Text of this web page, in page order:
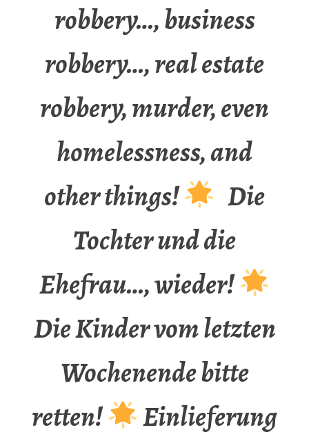
robbery…, business
robbery…, real estate
robbery, murder, even
homelessness, and
other things!
Die
Tochter und die
Ehefrau…, wieder!
Die Kinder vom letzten
Wochenende bitte
retten!
Einlieferung